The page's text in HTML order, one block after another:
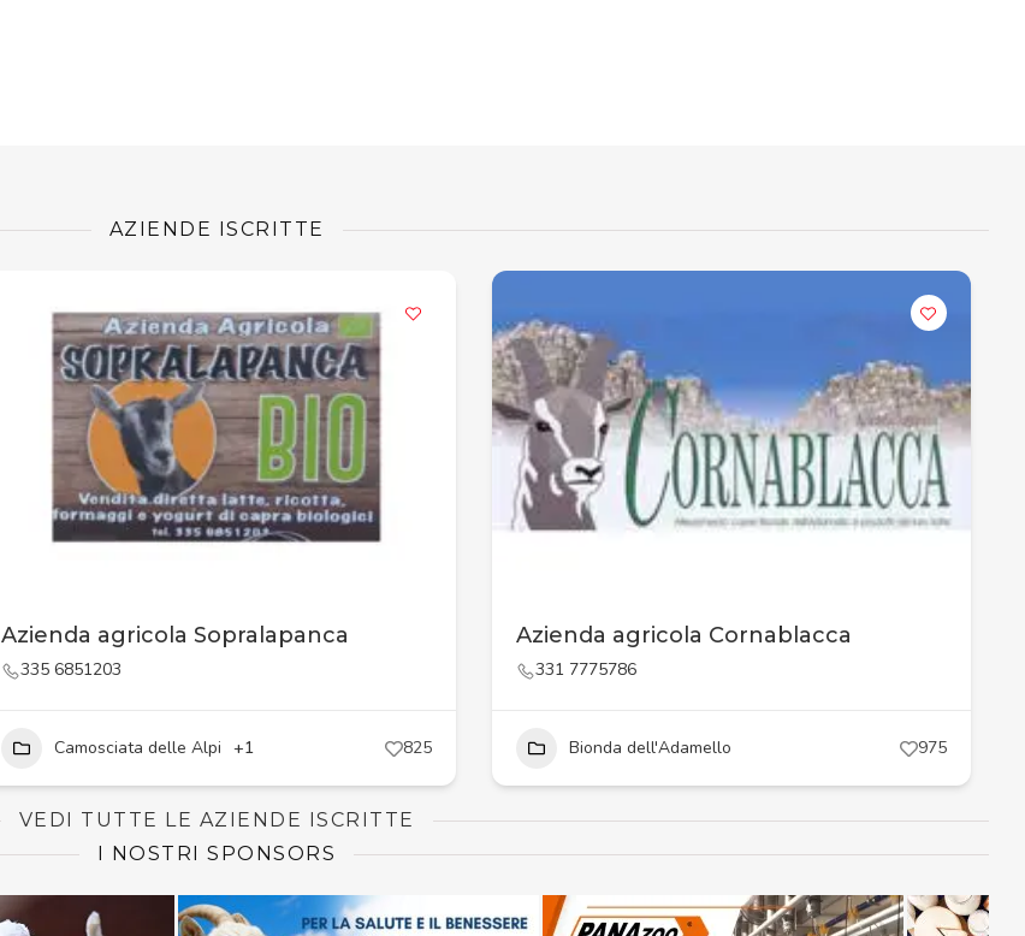
AZIENDE ISCRITTE
Azienda agricola Sopralapanca
335 6851203
Camosciata delle Alpi +1 825
Azienda agricola Cornablacca
331 7775786
Bionda dell'Adamello 975
VEDI TUTTE LE AZIENDE ISCRITTE
I NOSTRI SPONSORS